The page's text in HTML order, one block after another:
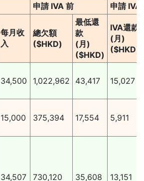
申請 IVA 前 申請 IVA
每月收
入
總欠額
($HKD)
最低還
款
(月)
($HKD)
IVA還款
(月)
($HKD)
34,500 1,022,962 43,417 15,027
15,000 375,394 17,554 5,911
34,507 730,120 35,608 13,151